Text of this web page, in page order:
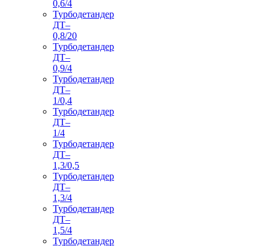
0,6/4
Турбодетандер
ДТ–
0,8/20
Турбодетандер
ДТ–
0,9/4
Турбодетандер
ДТ–
1/0,4
Турбодетандер
ДТ–
1/4
Турбодетандер
ДТ–
1,3/0,5
Турбодетандер
ДТ–
1,3/4
Турбодетандер
ДТ–
1,5/4
Турбодетандер